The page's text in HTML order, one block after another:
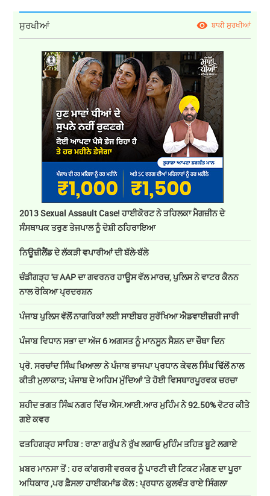
ਸੁਰਖੀਆਂ ਬਾਕੀ ਸੁਰਖੀਆਂ
2013 Sexual Assault Case! ਹਾਈਕੋਰਟ ਨੇ ਤਹਿਲਕਾ ਮੈਗਜ਼ੀਨ ਦੇ
ਸੰਸਥਾਪਕ ਤਰੁਣ ਤੇਜਪਾਲ ਨੂੰ ਦੋਸ਼ੀ ਠਹਿਰਾਇਆ
ਨਿਊਜ਼ੀਲੈਂਡ ਦੇ ਲੱਕੜੀ ਵਪਾਰੀਆਂ ਦੀ ਬੱਲੇ-ਬੱਲੇ
ਚੰਡੀਗੜ੍ਹ 'ਚ AAP ਦਾ ਗਵਰਨਰ ਹਾਊਸ ਵੱਲ ਮਾਰਚ, ਪੁਲਿਸ ਨੇ ਵਾਟਰ ਕੈਨਨ
ਨਾਲ ਰੋਕਿਆ ਪ੍ਰਦਰਸ਼ਨ
ਪੰਜਾਬ ਪੁਲਿਸ ਵੱਲੋਂ ਨਾਗਰਿਕਾਂ ਲਈ ਸਾਈਬਰ ਸੁਰੱਖਿਆ ਐਡਵਾਈਜ਼ਰੀ ਜਾਰੀ
ਪੰਜਾਬ ਵਿਧਾਨ ਸਭਾ ਦਾ ਅੱਜ 6 ਅਗਸਤ ਨੂੰ ਮਾਨਸੂਨ ਸੈਸ਼ਨ ਦਾ ਚੌਥਾ ਦਿਨ
ਪ੍ਰੋ. ਸਰਚਾਂਦ ਸਿੰਘ ਖਿਆਲਾ ਨੇ ਪੰਜਾਬ ਭਾਜਪਾ ਪ੍ਰਧਾਨ ਕੇਵਲ ਸਿੰਘ ਢਿੱਲੋਂ ਨਾਲ
ਕੀਤੀ ਮੁਲਾਕਾਤ; ਪੰਜਾਬ ਦੇ ਅਹਿਮ ਮੁੱਦਿਆਂ 'ਤੇ ਹੋਈ ਵਿਸਥਾਰਪੂਰਵਕ ਚਰਚਾ
ਸ਼ਹੀਦ ਭਗਤ ਸਿੰਘ ਨਗਰ ਵਿੱਚ ਐਸ.ਆਈ.ਆਰ ਮੁਹਿੰਮ ਨੇ 92.50% ਵੋਟਰ ਕੀਤੇ
ਗਏ ਕਵਰ
ਫਤਹਿਗੜ੍ਹ ਸਾਹਿਬ : ਰਾਣਾ ਗਰੁੱਪ ਨੇ ਰੁੱਖ ਲਗਾਓ ਮੁਹਿੰਮ ਤਹਿਤ ਬੂਟੇ ਲਗਾਏ
ਖ਼ਬਰ ਮਾਨਸਾ ਤੋਂ : ਹਰ ਕਾਂਗਰਸੀ ਵਰਕਰ ਨੂੰ ਪਾਰਟੀ ਦੀ ਟਿਕਟ ਮੰਗਣ ਦਾ ਪੂਰਾ
ਅਧਿਕਾਰ ,ਪਰ ਫ਼ੈਸਲਾ ਹਾਈਕਮਾਂਡ ਕੋਲ : ਪ੍ਰਧਾਨ ਕੁਲਵੰਤ ਰਾਏ ਸਿੰਗਲਾ